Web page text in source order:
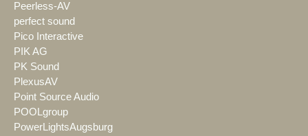
Peerless-AV
perfect sound
Pico Interactive
PIK AG
PK Sound
PlexusAV
Point Source Audio
POOLgroup
PowerLightsAugsburg